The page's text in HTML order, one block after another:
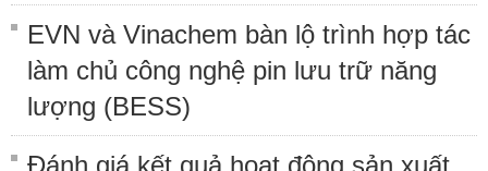
EVN và Vinachem bàn lộ trình hợp tác
làm chủ công nghệ pin lưu trữ năng
lượng (BESS)
Đánh giá kết quả hoạt động sản xuất